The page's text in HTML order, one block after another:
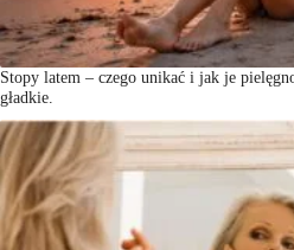
Stopy latem – czego unikać i jak je
gładkie.